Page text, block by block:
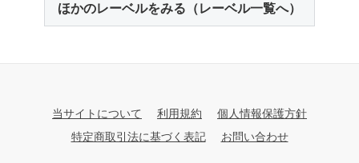
ほかのレーベルをみる（レーベル一覧へ）
当サイトについて 利用規約
個人情報保護方針
特定商取引法に基づく表記
お問い合わせ